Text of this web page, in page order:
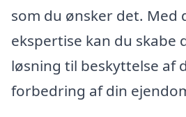
som du ønsker det. Med
ekspertise kan du skabe
løsning til beskyttelse af
forbedring af din